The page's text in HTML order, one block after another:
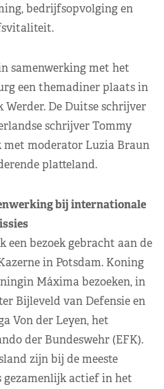
bedrijfsopvolging en
samenwerking met het
een themadiner plaats in
De Duitse schrijver
schrijver Tommy
met moderator Luzia Braun
platteland.
bij internationale
bezoek gebracht aan de
in Potsdam. Koning
Máxima bezoeken, in
Bijleveld van Defensie en
Von der Leyen, het
der Bundeswehr (EFK).
zijn bij de meeste
actief in het